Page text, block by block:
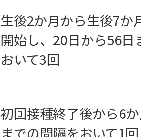
生後2か月から生後7か
開始し、20日から56日
おいて3回
初回接種終了後から6
までの間隔をおいて1回